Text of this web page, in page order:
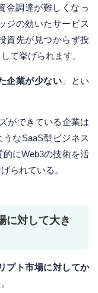
金調達が難しくなっ
ジの効いたサービス
資先が見つからず投
て挙げられます。
企業が少ない 」とい
ができている企業は
なSaaS型ビジネス
にWeb3の技術を活
られている。
に対して大き
プト市場に対してか